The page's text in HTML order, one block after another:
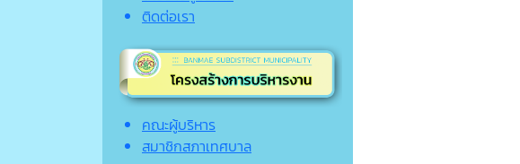
ติดต่อเรา
คณะผู้บริหาร
สมาชิกสภาเทศบาล